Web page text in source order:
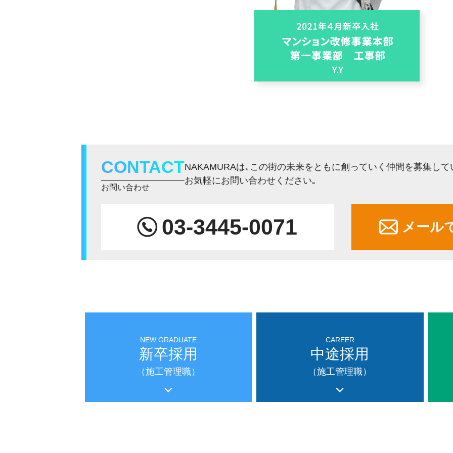
CONTACT
お問い合わせ
NAKAMURAは､この街の未来をともに創っていく仲間を募集して
お気軽にお問い合わせください｡
03-3445-0071 メール
NEW GRADUATE
新卒採用
（施工管理職）
CAREER
中途採用
（施工管理職）